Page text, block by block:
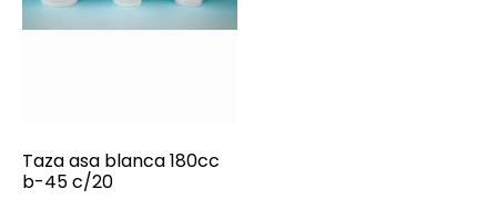
Taza asa blanca 180cc
b-45 c/20